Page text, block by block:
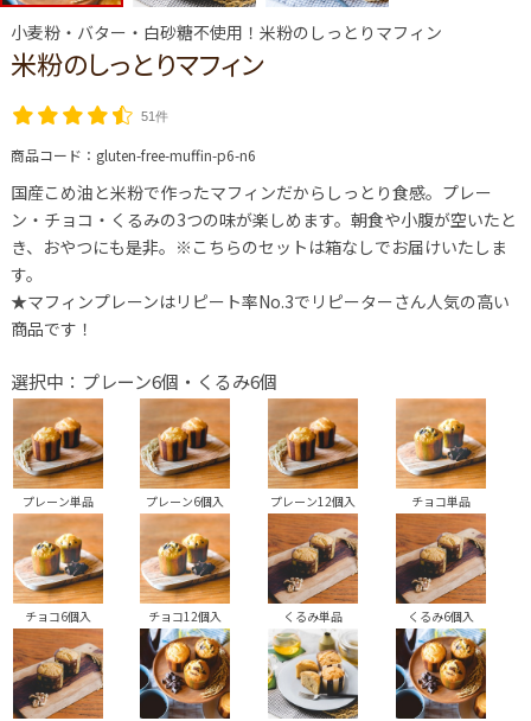
小麦粉・バター・白砂糖不使用！米粉のしっとりマフィン
米粉のしっとりマフィン
51件
商品コード： gluten-free-muffin-p6-n6
国産こめ油と米粉で作ったマフィンだからしっとり食感。プレー
ン・チョコ・くるみの3つの味が楽しめます。朝食や小腹が空いたと
き、おやつにも是非。※こちらのセットは箱なしでお届けいたしま
す。
★マフィンプレーンはリピート率No.3でリピーターさん人気の高い
商品です！
選択中：プレーン6個・くるみ6個
プレーン単品 プレーン6個入 プレーン12個入 チョコ単品
チョコ6個入 チョコ12個入 くるみ単品 くるみ6個入